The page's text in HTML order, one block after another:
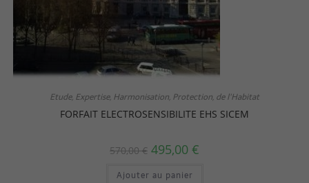
Etude, Expertise, Harmonisation, Protection, de l'Habitat
FORFAIT ELECTROSENSIBILITE EHS SICEM
570,00€ 495,00 €
Ajouter au panier